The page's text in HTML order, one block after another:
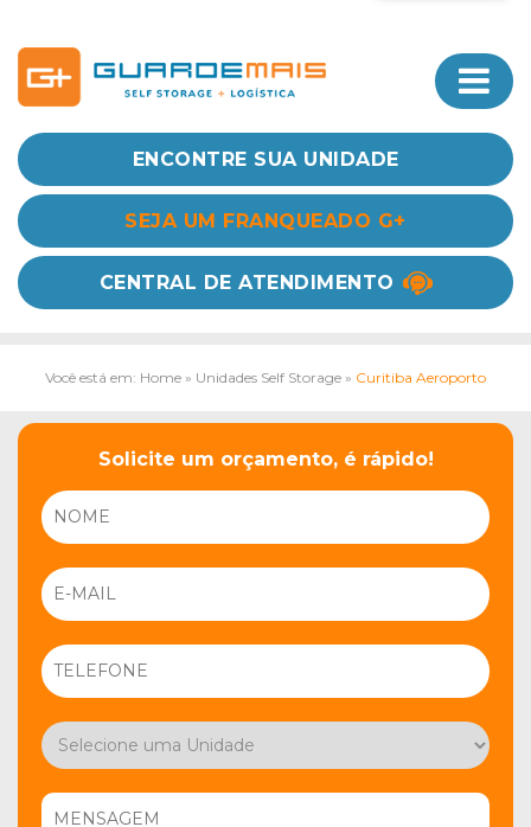
ENCONTRE SUA UNIDADE
SEJA UM FRANQUEADO G+
CENTRAL DE ATENDIMENTO
Você está em: Home » Unidades Self Storage » Curitiba Aeroporto
Solicite um orçamento, é rápido!